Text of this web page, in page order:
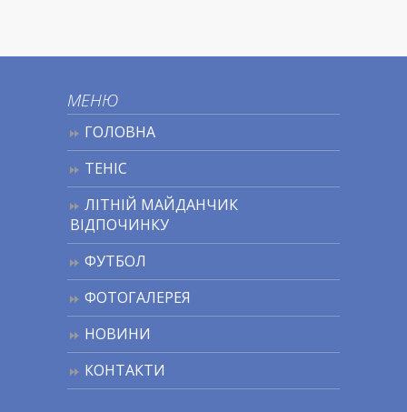
МЕНЮ
ГОЛОВНА
ТЕНІС
ЛІТНІЙ МАЙДАНЧИК
ВІДПОЧИНКУ
ФУТБОЛ
ФОТОГАЛЕРЕЯ
НОВИНИ
КОНТАКТИ